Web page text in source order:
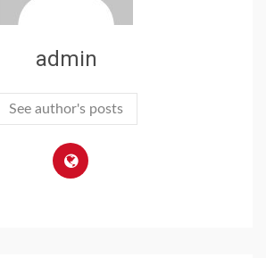
admin
See author's posts